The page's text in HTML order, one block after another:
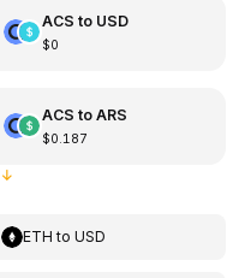
ACS to USD
$0
ACS to ARS
$0.187
ETH toUSD